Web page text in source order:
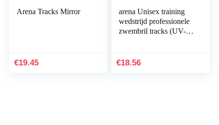
Arena Tracks Mirror
€19.45
arena Unisex training
wedstrijd professionele
zwembril tracks (UV-
glazen)
€18.56